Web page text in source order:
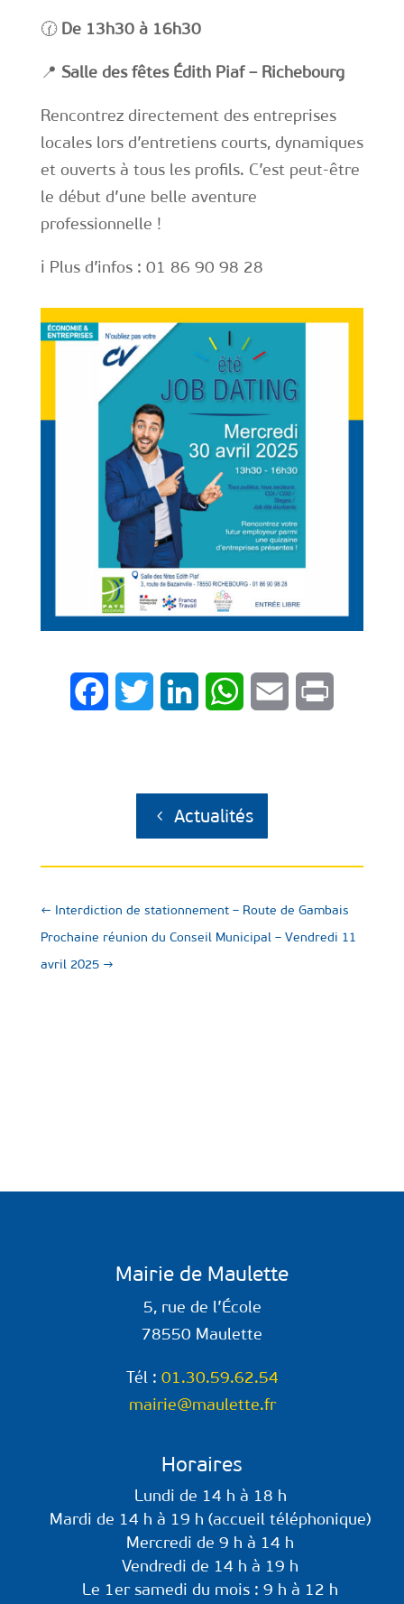
🕜 De 13h30 à 16h30
📍 Salle des fêtes Édith Piaf – Richebourg
Rencontrez directement des entreprises
locales lors d’entretiens courts, dynamiques
et ouverts à tous les profils. C’est peut-être
le début d’une belle aventure
professionnelle !
ℹ️ Plus d’infos : 01 86 90 98 28
FacebookTwitter LinkedIn WhatsAppEmail
Actualités
← Interdiction de stationnement – Route de Gambais
Prochaine réunion du Conseil Municipal – Vendredi 11
avril 2025→
Mairie de Maulette
5, rue de l’École
78550 Maulette
Tél : 01.30.59.62.54
mairie@maulette.fr
Horaires
Lundi de 14 h à 18 h
Mardi de 14 h à 19 h (accueil téléphonique)
Mercredi de 9 h à 14 h
Vendredi de 14 h à 19 h
Le 1er samedi du mois : 9 h à 12 h